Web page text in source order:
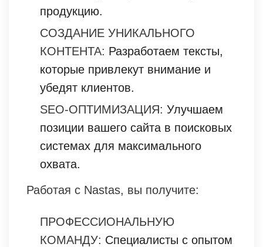
продукцию.
СОЗДАНИЕ УНИКАЛЬНОГО
КОНТЕНТА: Разработаем тексты,
которые привлекут внимание и
убедят клиентов.
SEO-ОПТИМИЗАЦИЯ: Улучшаем
позиции вашего сайта в поисковых
системах для максимального
охвата.
Работая с Nastas, вы получите:
ПРОФЕССИОНАЛЬНУЮ
КОМАНДУ: Специалисты с опытом